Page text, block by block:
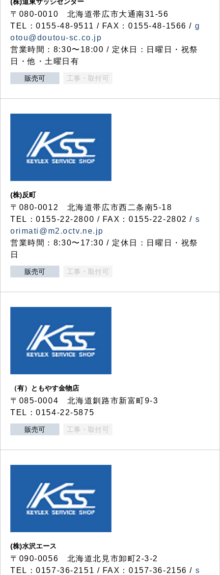
〒080-0010 北海道帯広市大通南31-56
TEL：0155-48-9511 / FAX：0155-48-1566 / g
otou@doutou-sc.co.jp
営業時間：8:30〜18:00 / 定休日：日曜日・祝祭
日・他・土曜日有
販売可 工事・取付可
(株)反町
〒080-0012 北海道帯広市西二条南5-18
TEL：0155-22-2800 / FAX：0155-22-2802 / s
orimati@m2.octv.ne.jp
営業時間：8:30〜17:30 / 定休日：日曜日・祝祭
日
販売可 工事・取付可
（有）ともやす金物店
〒085-0004 北海道釧路市新富町9-3
TEL：0154-22-5875
販売可 工事・取付可
(株)水沢エース
〒090-0056 北海道北見市卸町2-3-2
TEL：0157-36-2151 / FAX：0157-36-2156 / s